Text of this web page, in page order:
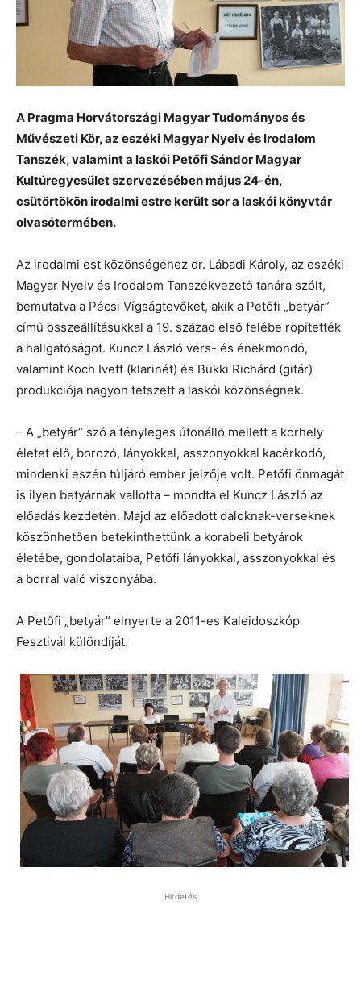
A Pragma Horvátországi Magyar Tudományos és
Művészeti Kör, az eszéki Magyar Nyelv és Irodalom
Tanszék, valamint a laskói Petőfi Sándor Magyar
Kultúregyesület szervezésében május 24-én,
csütörtökön irodalmi estre került sor a laskói könyvtár
olvasótermében.
Az irodalmi est közönségéhez dr. Lábadi Károly, az eszéki
Magyar Nyelv és Irodalom Tanszékvezető tanára szólt,
bemutatva a Pécsi Vígságtevőket, akik a Petőfi „betyár”
című összeállításukkal a 19. század első felébe röpítették
a hallgatóságot. Kuncz László vers- és énekmondó,
valamint Koch Ivett (klarinét) és Bükki Richárd (gitár)
produkciója nagyon tetszett a laskói közönségnek.
– A „betyár” szó a tényleges útonálló mellett a korhely
életet élő, borozó, lányokkal, asszonyokkal kacérkodó,
mindenki eszén túljáró ember jelzője volt. Petőfi önmagát
is ilyen betyárnak vallotta – mondta el Kuncz László az
előadás kezdetén. Majd az előadott daloknak-verseknek
köszönhetően betekinthettünk a korabeli betyárok
életébe, gondolataiba, Petőfi lányokkal, asszonyokkal és
a borral való viszonyába.
A Petőfi „betyár” elnyerte a 2011-es Kaleidoszkóp
Fesztivál különdíját.
Hirdetés